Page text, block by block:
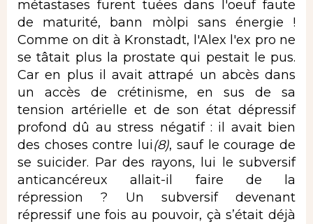
métastases furent tuées dans l'oeuf faute
de maturité, bann mòlpi sans énergie !
Comme on dit à Kronstadt, l'Alex l'ex pro ne
se tâtait plus la prostate qui pestait le pus.
Car en plus il avait attrapé un abcès dans
un accès de crétinisme, en sus de sa
tension artérielle et de son état dépressif
profond dû au stress négatif : il avait bien
des choses contre lui(8), sauf le courage de
se suicider. Par des rayons, lui le subversif
anticancéreux allait-il faire de la
répression ? Un subversif devenant
répressif une fois au pouvoir, çà s’était déjà